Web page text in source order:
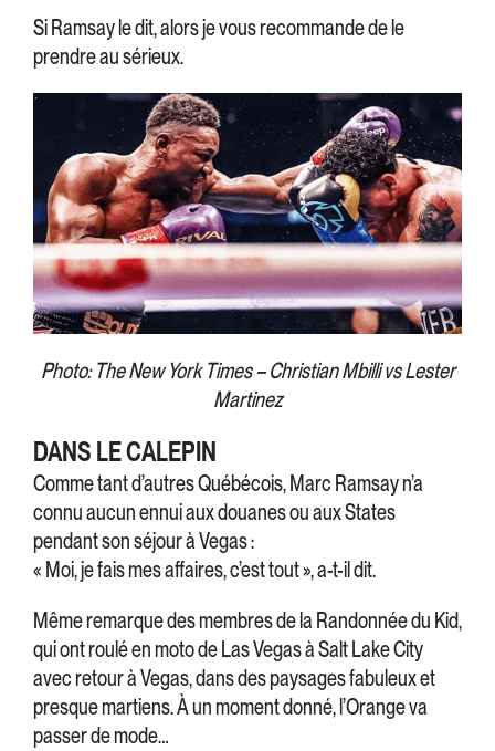
Si Ramsay le dit, alors je vous recommande de le
prendre au sérieux.
Photo: The New York Times – Christian Mbilli vs Lester
Martinez
DANS LE CALEPIN
Comme tant d’autres Québécois, Marc Ramsay n’a
connu aucun ennui aux douanes ou aux States
pendant son séjour à Vegas :
« Moi, je fais mes affaires, c’est tout », a-t-il dit.
Même remarque des membres de la Randonnée du Kid,
qui ont roulé en moto de Las Vegas à Salt Lake City
avec retour à Vegas, dans des paysages fabuleux et
presque martiens. À un moment donné, l’Orange va
passer de mode…